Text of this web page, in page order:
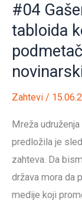
televizijama
koje
sluđuju
građane,
i
promovišu
nasilje,
kao
što
su
#04
tabloida
Zahtevi /
Mreža
predložila je
zahteva. Da
država mora da
medije koji